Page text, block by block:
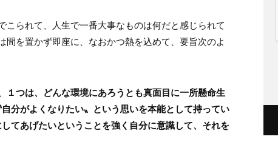
こられて、人生で一番大事なものは何だと感じられて
間を置かず即座に、なおかつ熱を込めて、要旨次のよ
１つは、どんな環境にあろうとも真面目に一所懸命生
分がよくなりたい〟という思いを本能として持ってい
てあげたいということを強く自分に意識して、それを